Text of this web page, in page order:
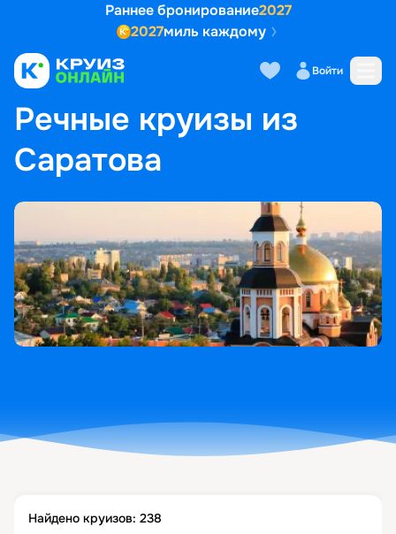
Раннее бронирование2027
2027миль каждому
Войти
ГЛАВНАЯ • ПОПУЛЯРНЫЕ НАПРАВЛЕНИЯ
РЕЧНЫЕ КРУИЗЫ ИЗ САРАТОВА
Речные круизы из
Саратова
Найдено круизов: 238